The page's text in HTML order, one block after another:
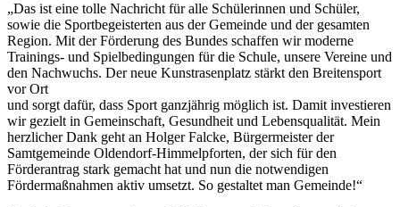
„Das ist eine tolle Nachricht für alle Schülerinnen und Schüler,
sowie die Sportbegeisterten aus der Gemeinde und der gesamten
Region. Mit der Förderung des Bundes schaffen wir moderne
Trainings- und Spielbedingungen für die Schule, unsere Vereine und
den Nachwuchs. Der neue Kunstrasenplatz stärkt den Breitensport
vor Ort
und sorgt dafür, dass Sport ganzjährig möglich ist. Damit investieren
wir gezielt in Gemeinschaft, Gesundheit und Lebensqualität. Mein
herzlicher Dank geht an Holger Falcke, Bürgermeister der
Samtgemeinde Oldendorf-Himmelpforten, der sich für den
Förderantrag stark gemacht hat und nun die notwendigen
Fördermaßnahmen aktiv umsetzt. So gestaltet man Gemeinde!“